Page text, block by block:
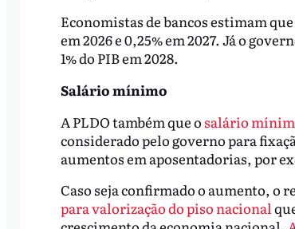
Economistas de bancos estimam
em 2026 e 0,25% em 2027. Já o
1% do PIB em 2028.
Salário mínimo
A PLDO também que o salário
considerado pelo governo para
aumentos em aposentadorias, por
Caso seja confirmado o aumento, o
para valorização do piso nacional